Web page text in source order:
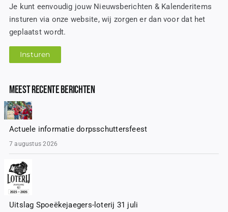
Je kunt eenvoudig jouw Nieuwsberichten & Kalenderitems
insturen via onze website, wij zorgen er dan voor dat het
geplaatst wordt.
Insturen
Meest recente Berichten
Actuele informatie dorpsschuttersfeest
7 augustus 2026
Uitslag Spoeëkejaegers-loterij 31 juli